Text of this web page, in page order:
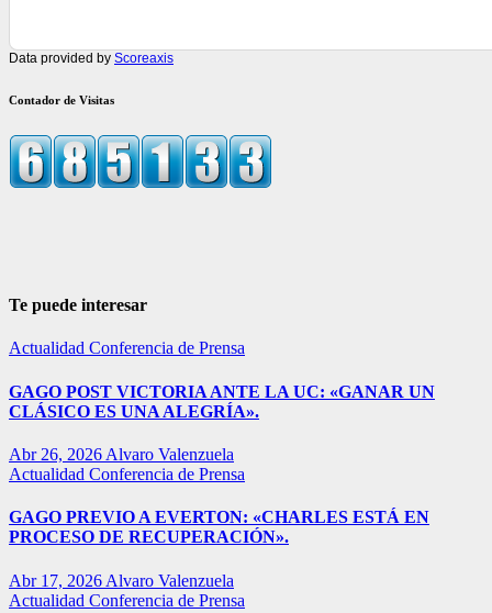
Data provided by Scoreaxis
Contador de Visitas
Te puede interesar
Actualidad Conferencia de Prensa
GAGO POST VICTORIA ANTE LA UC: «GANAR UN
CLÁSICO ES UNA ALEGRÍA».
Abr 26, 2026 Alvaro Valenzuela
Actualidad Conferencia de Prensa
GAGO PREVIO A EVERTON: «CHARLES ESTÁ EN
PROCESO DE RECUPERACIÓN».
Abr 17, 2026 Alvaro Valenzuela
Actualidad Conferencia de Prensa